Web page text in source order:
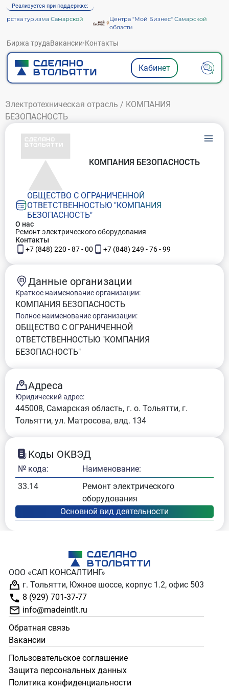
Реализуется при поддержке:
туризма Самарской
Центра "Мой Бизнес" Самарской
области
Биржа трудаВакансии·Контакты
Кабинет
Электротехническая отрасль / КОМПАНИЯ
БЕЗОПАСНОСТЬ
ОБЩЕСТВО С ОГРАНИЧЕННОЙ
ОТВЕТСТВЕННОСТЬЮ "КОМПАНИЯ
БЕЗОПАСНОСТЬ"
КОМПАНИЯ БЕЗОПАСНОСТЬ
О нас
Ремонт электрического оборудования
Контакты
+7 (848) 220 - 87 - 00
+7 (848) 249 - 76 - 99
Данные организации
Краткое наименование организации:
КОМПАНИЯ БЕЗОПАСНОСТЬ
Полное наименование организации:
ОБЩЕСТВО С ОГРАНИЧЕННОЙ
ОТВЕТСТВЕННОСТЬЮ "КОМПАНИЯ
БЕЗОПАСНОСТЬ"
Адреса
Юридический адрес:
445008, Самарская область, г. о. Тольятти, г.
Тольятти, ул. Матросова, влд. 134
Коды ОКВЭД
№ кода:
Наименование:
33.14
Ремонт электрического
оборудования
ООО «САП КОНСАЛТИНГ»
г. Тольятти, Южное шоссе, корпус 1.2, офис 503
8 (929) 701-37-77
info@madeintlt.ru
Обратная связь
Вакансии
Пользовательское соглашение
Защита персональных данных
Политика конфиденциальности